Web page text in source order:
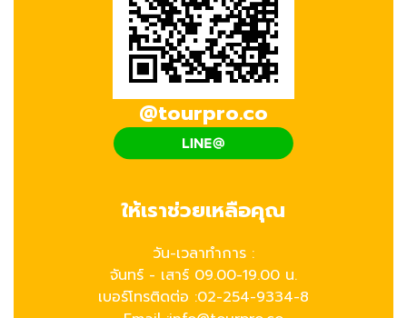
@tourpro.co
ให้เราช่วยเหลือคุณ
วัน-เวลาทำการ :
จันทร์ - เสาร์ 09.00-19.00 น.
เบอร์โทรติดต่อ :02-254-9334-8